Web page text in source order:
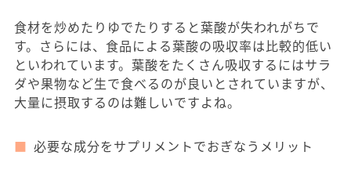
食材を炒めたりゆでたりすると葉酸が失われがちで
す。さらには、食品による葉酸の吸収率は比較的低い
といわれています。葉酸をたくさん吸収するにはサラ
ダや果物など生で食べるのが良いとされていますが、
大量に摂取するのは難しいですよね。
必要な成分をサプリメントでおぎなうメリット